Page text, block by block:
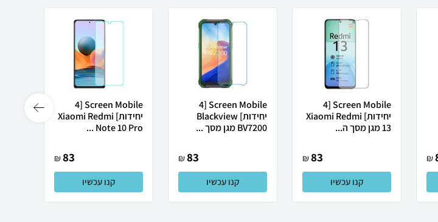
₪
Screen Mobile [4
יחידות] Xiaomi Redmi
13 מגן מסך ה...
83
₪
קנו עכשיו
Screen Mobile [4
יחידות] Blackview
BV7200 מגן מסך ...
83
₪
קנו עכשיו
Screen Mobile [4
יחידות] Xiaomi Redmi
Note 10 Pro ...
83
₪
קנו עכשיו